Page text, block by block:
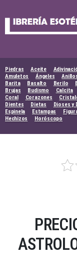
Piedras Aceite
Amuletos
Ángeles
Barita
Basalto Berilo
Brujas
Budismo Calcita
Coral
Corazones
Dientes
Dietas Dioses y
Espinela
Estampas
Hechizos
Horóscopo